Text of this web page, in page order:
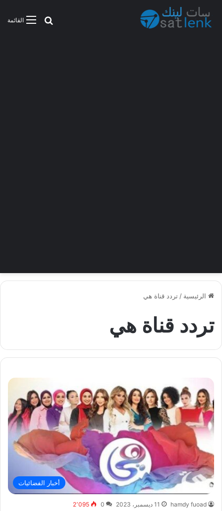
القائمةبحث عن
الرئيسية / تردد قناة هي
تردد قناة هي
أخبار الفضائيات
hamdy fuoad 11 ديسمبر، 2023 0 2٬095